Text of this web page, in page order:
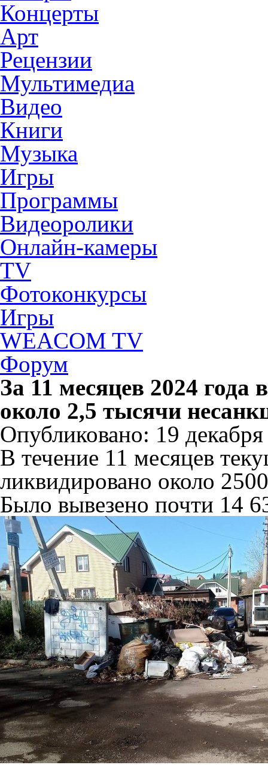
Концерты
Арт
Рецензии
Мультимедиа
Видео
Книги
Музыка
Игры
Программы
Видеоролики
Онлайн-камеры
TV
Фотоконкурсы
Игры
WEACOM TV
Форум
За 11 месяцев 2024
около 2,5 тысячи
Опубликовано: 19
В течение 11 месяцев
ликвидировано около
Было вывезено почти 14